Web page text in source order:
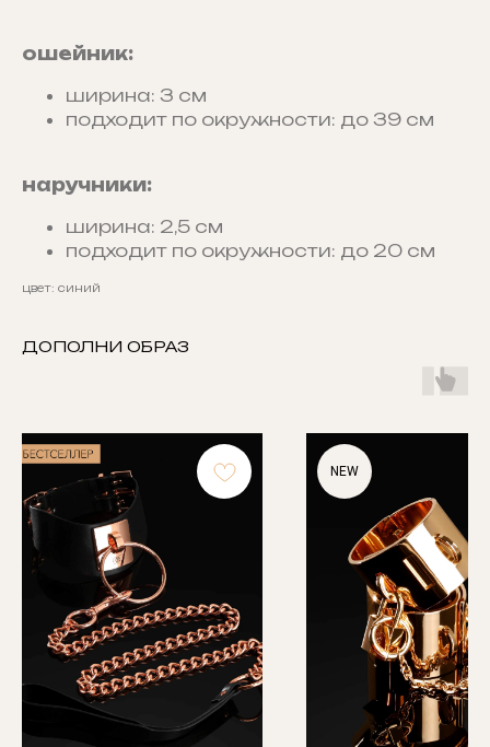
ошейник:
ширина: 3 см
подходит по окружности: до 39 см
наручники:
ширина: 2,5 см
подходит по окружности: до 20 см
цвет: синий
ДОПОЛНИ ОБРАЗ
NEW